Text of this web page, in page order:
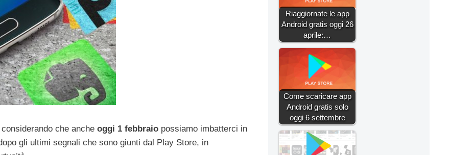
considerando che anche oggi 1 febbraio possiamo imbatterci in
gli ultimi segnali che sono giunti dal Play Store, in
Riaggiornate le app
Android gratis oggi 26
aprile:…
Come scaricare app
Android gratis solo
oggi 6 settembre